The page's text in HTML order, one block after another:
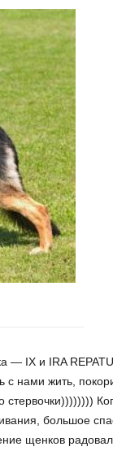
— IX и IRA
с нами жить,
большое
щенков